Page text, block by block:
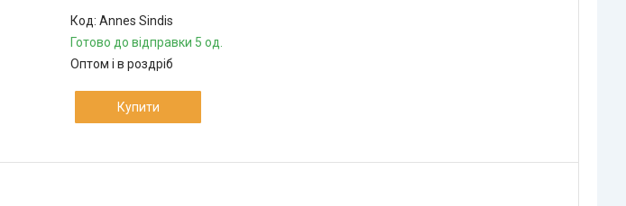
Annes Sindis
Готово до відправки 5 од.
Оптом і в роздріб
Купити